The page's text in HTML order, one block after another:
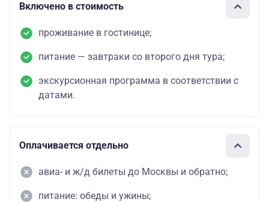
Включено в стоимость
проживание в гостинице;
питание — завтраки со второго дня тура;
экскурсионная программа в соответствии с
датами.
Оплачивается отдельно
авиа- и ж/д билеты до Москвы и обратно;
питание: обеды и ужины;